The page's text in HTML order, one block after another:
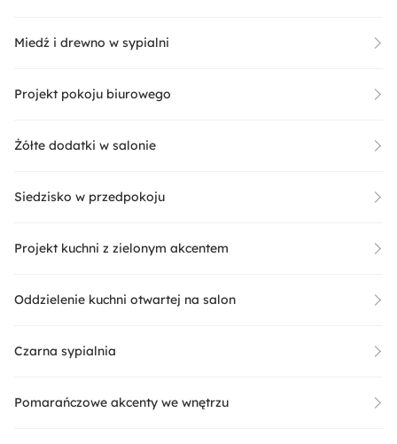
Miedź i drewno w sypialni
Projekt pokoju biurowego
Żółte dodatki w salonie
Siedzisko w przedpokoju
Projekt kuchni z zielonym akcentem
Oddzielenie kuchni otwartej na salon
Czarna sypialnia
Pomarańczowe akcenty we wnętrzu